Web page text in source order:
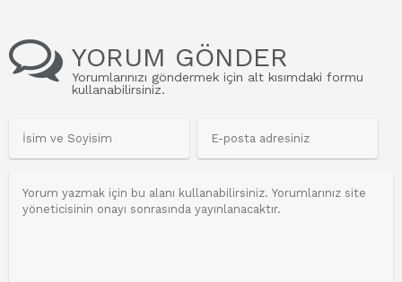
YORUM GÖNDER
Yorumlarınızı göndermek için alt kısımdaki formu
kullanabilirsiniz.